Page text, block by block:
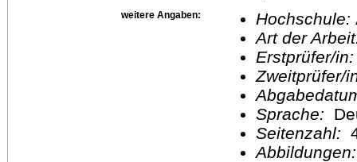
weitere Angaben: Hochschule:
Art der
Erstprüfer/
Sprache:
Seitenzahl: